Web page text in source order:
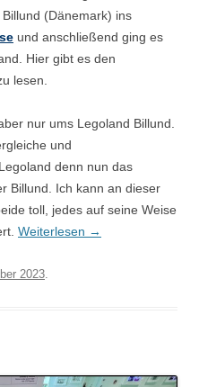
(Dänemark) ins
und anschließend ging es
Hier gibt es den
lesen.
nur ums Legoland Billund.
und
denn nun das
Billund. Ich kann an dieser
toll, jedes auf seine Weise
Weiterlesen →
2023